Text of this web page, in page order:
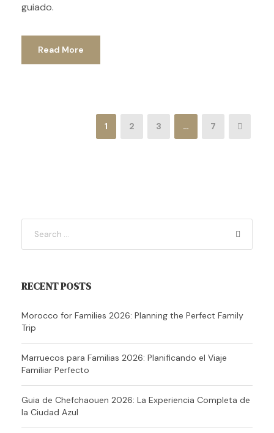
guiado.
Read More
1 2 3 … 7
RECENT POSTS
Morocco for Families 2026: Planning the Perfect Family
Trip
Marruecos para Familias 2026: Planificando el Viaje
Familiar Perfecto
Guia de Chefchaouen 2026: La Experiencia Completa de
la Ciudad Azul